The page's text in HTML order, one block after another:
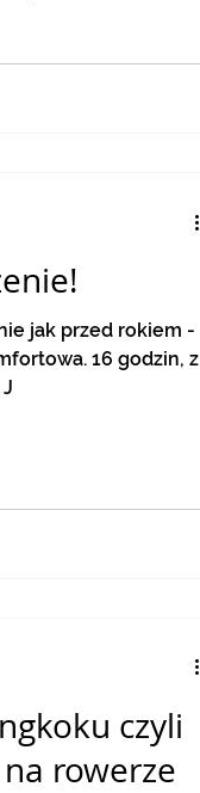
jak przed rokiem -
16 godzin, z
czyli
rowerze